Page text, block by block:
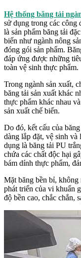
Hệ thống băng tải
sử dụng trong các công
là sản phẩm băng tải
biến như ngành nông
đóng gói sản phẩm.
đáp ứng được những
toàn vệ sinh thực phẩm.
Trong ngành sản xuất,
băng tải sản xuất khác
thực phẩm khác nhau
sản xuất chế biến.
Do đó, kết cấu của
dàng lắp đặt, vệ sinh
dụng là băng tải PU
chứa các chất độc hại
bám dính thực phẩm,
Mặt băng bền bỉ, không
phát triển của vi khuẩn
độ bền cao, chắc chắn,